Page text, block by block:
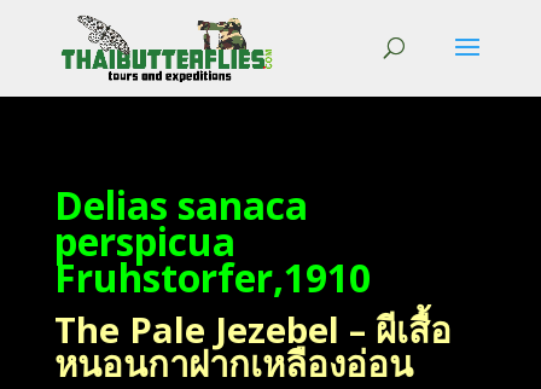
Delias sanaca
perspicua
Fruhstorfer,1910
The Pale Jezebel – ผีเสื้อ
หนอนกาฝากเหลืองอ่อน